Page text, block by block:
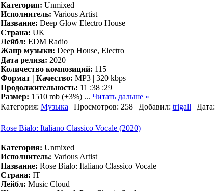
Категория: Unmixed
Исполнитель: Various Artist
Название: Deep Glow Electro House
Страна: UK
Лейбл: EDM Radio
Жанр музыки: Deep House, Electro
Дата релиза: 2020
Количество композиций: 115
Формат | Качество: MP3 | 320 kbps
Продолжительность: 11 :38 :29
Размер: 1510 mb (+3%) ... Читать дальше »
Категория: Музыка| Просмотров: 258 | Добавил: trigall| Дата:
Rose Bialo: Italiano Classico Vocale (2020)
Категория: Unmixed
Исполнитель: Various Artist
Название: Rose Bialo: Italiano Classico Vocale
Страна: IT
Лейбл: Music Cloud